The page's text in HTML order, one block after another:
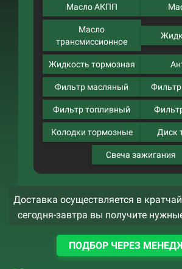
Масло АКПП
Масло
трансмиссионное
Жидкость тормозная
Фильтр масляный
Фильтр топливный
Колодки тормозные Диск
Свеча зажигания
Доставка осуществляется в
сегодня-завтра вы получите
ПОДБОР ЧЕРЕЗ